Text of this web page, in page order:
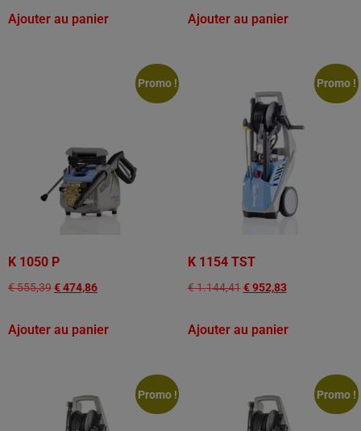
Ajouter au panier Ajouter au panier
Promo !
K 1050 P
€555,39€474,86
Ajouter au panier
Promo !
K 1154 TST
€1.144,41 €952,83
Ajouter au panier
Promo ! Promo !